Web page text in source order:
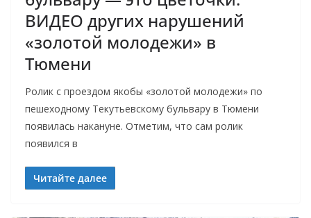
ВИДЕО других нарушений
«золотой молодежи» в
Тюмени
Ролик с проездом якобы «золотой молодежи» по
пешеходному Текутьевскому бульвару в Тюмени
появилась накануне. Отметим, что сам ролик
появился в
Читайте далее